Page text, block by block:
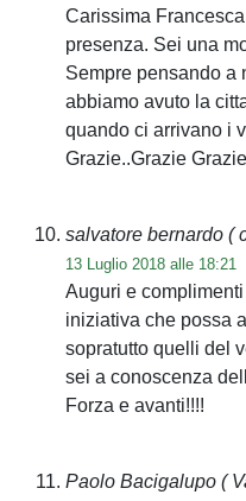
Carissima
presenza. Sei una
Sempre pensando a
abbiamo avuto la
quando ci arrivano i
Grazie..Grazie
salvatore bernardo (
13 Luglio 2018 alle 18:21
Auguri e
iniziativa che possa
sopratutto quelli del
sei a conoscenza
Forza e avanti!!!!
Paolo Bacigalupo (